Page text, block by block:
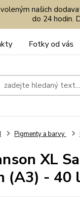
našich
do 24 hodin.
Fotky od vás
Pigmenty a barvy
XL
(A3) - 40